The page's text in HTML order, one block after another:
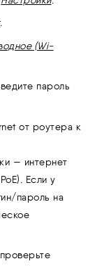
.
(Wi-
пароль
от роутера к
— интернет
Если у
пароль на